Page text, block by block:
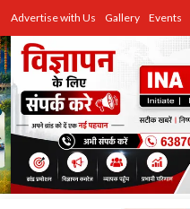
Advertise with Us Gallery Events
उत्तर प्रदेश
Advertise with Us
Events
राज्य